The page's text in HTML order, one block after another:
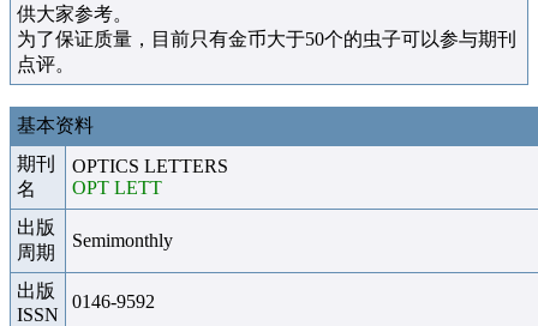
供大家参考。
为了保证质量，目前只有金币大于50个的虫子可以参与期刊
点评。
基本资料
期刊
名
OPTICS LETTERS
OPT LETT
出版
周期
Semimonthly
出版
ISSN
0146-9592